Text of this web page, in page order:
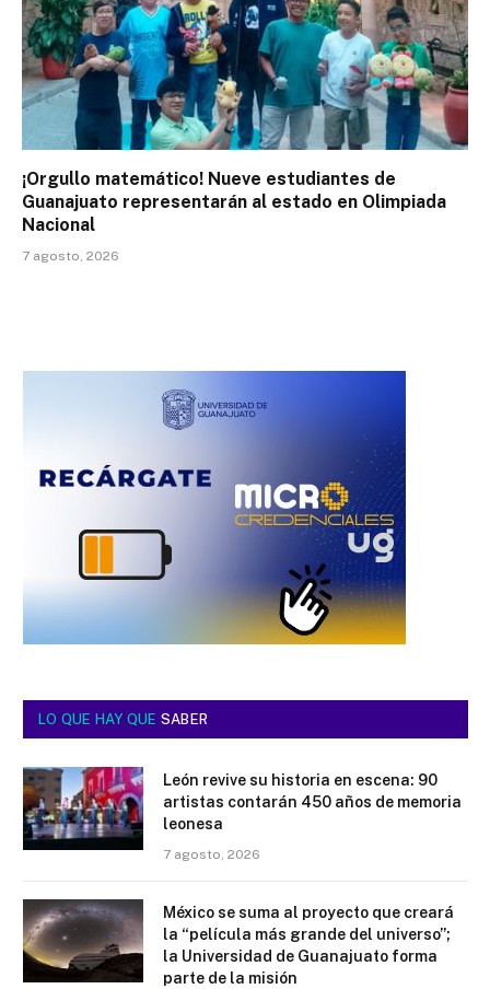
¡Orgullo matemático! Nueve estudiantes de
Guanajuato representarán al estado en Olimpiada
Nacional
7 agosto, 2026
LO QUE HAY QUE SABER
León revive su historia en escena: 90
artistas contarán 450 años de memoria
leonesa
7 agosto, 2026
México se suma al proyecto que creará
la “película más grande del universo”;
la Universidad de Guanajuato forma
parte de la misión